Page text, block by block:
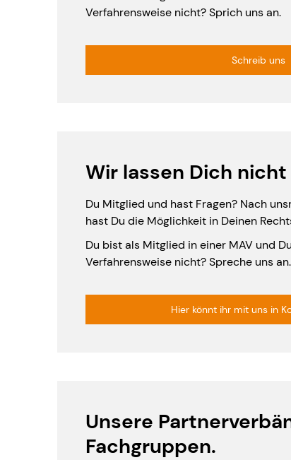
Verfahrensweise nicht? Sprich uns an.
Schreib uns
Wir lassen Dich
Du Mitglied und hast Fragen? Nach
hast Du die Möglichkeit in Deinen
Du bist als Mitglied in einer MAV und
Verfahrensweise nicht? Spreche uns an.
Hier könnt ihr mit uns in
Unsere
Fachgruppen.